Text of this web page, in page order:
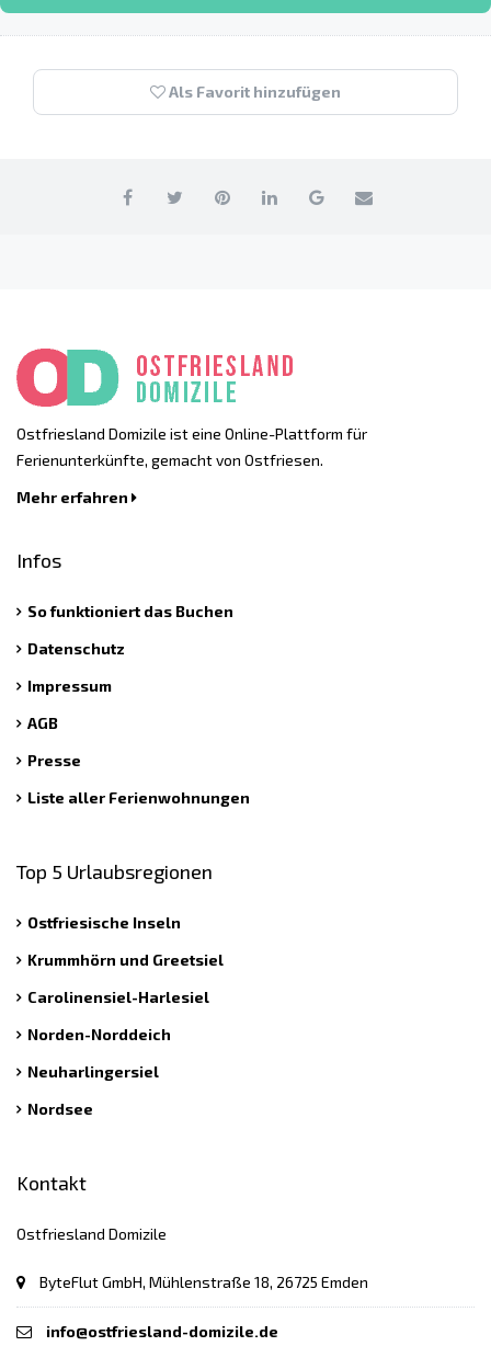
Als Favorit hinzufügen
Ostfriesland Domizile ist eine Online-Plattform für
Ferienunterkünfte, gemacht von Ostfriesen.
Mehr erfahren
Infos
So funktioniert das Buchen
Datenschutz
Impressum
AGB
Presse
Liste aller Ferienwohnungen
Top 5 Urlaubsregionen
Ostfriesische Inseln
Krummhörn und Greetsiel
Carolinensiel-Harlesiel
Norden-Norddeich
Neuharlingersiel
Nordsee
Kontakt
Ostfriesland Domizile
ByteFlut GmbH, Mühlenstraße 18, 26725 Emden
info@ostfriesland-domizile.de